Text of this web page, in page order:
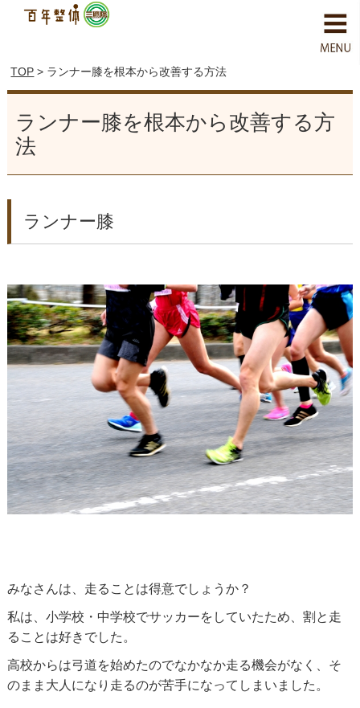
TOP > ランナー膝を根本から改善する方法
ランナー膝を根本から改善する方
法
ランナー膝
みなさんは、走ることは得意でしょうか？
私は、小学校・中学校でサッカーをしていたため、割と走
ることは好きでした。
高校からは弓道を始めたのでなかなか走る機会がなく、そ
のまま大人になり走るのが苦手になってしまいました。